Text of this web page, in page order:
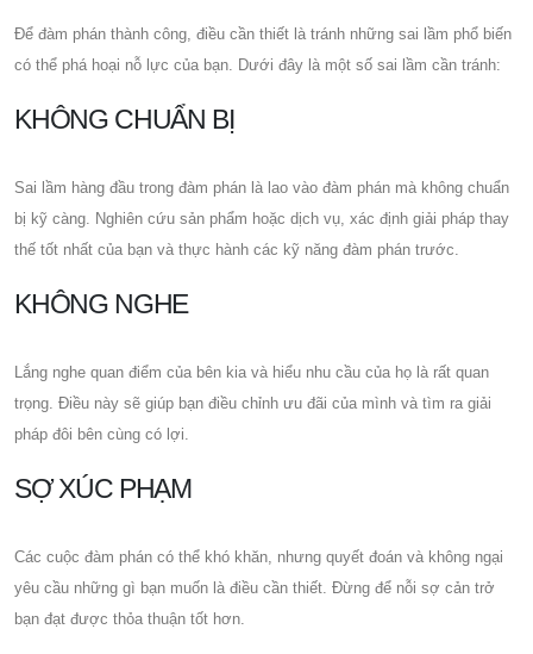
Để đàm phán thành công, điều cần thiết là tránh những sai lầm phổ biến
có thể phá hoại nỗ lực của bạn. Dưới đây là một số sai lầm cần tránh:
KHÔNG CHUẨN BỊ
Sai lầm hàng đầu trong đàm phán là lao vào đàm phán mà không chuẩn
bị kỹ càng. Nghiên cứu sản phẩm hoặc dịch vụ, xác định giải pháp thay
thế tốt nhất của bạn và thực hành các kỹ năng đàm phán trước.
KHÔNG NGHE
Lắng nghe quan điểm của bên kia và hiểu nhu cầu của họ là rất quan
trọng. Điều này sẽ giúp bạn điều chỉnh ưu đãi của mình và tìm ra giải
pháp đôi bên cùng có lợi.
SỢ XÚC PHẠM
Các cuộc đàm phán có thể khó khăn, nhưng quyết đoán và không ngại
yêu cầu những gì bạn muốn là điều cần thiết. Đừng để nỗi sợ cản trở
bạn đạt được thỏa thuận tốt hơn.